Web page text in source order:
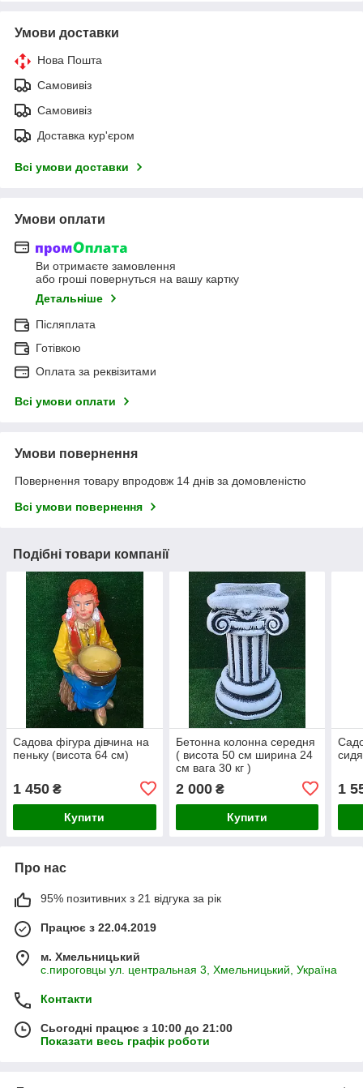
Умови доставки
Нова Пошта
Самовивіз
Самовивіз
Доставка кур'єром
Всі умови доставки
Умови оплати
Ви отримаєте замовлення
або гроші повернуться на вашу картку
Детальніше
Післяплата
Готівкою
Оплата за реквізитами
Всі умови оплати
Умови повернення
Повернення товару впродовж 14 днів за домовленістю
Всі умови повернення
Подібні товари компанії
Садова фігура дівчина на
пеньку (висота 64 см)
1 450 ₴
Купити
Бетонна колонна середня
( висота 50 см ширина 24
см вага 30 кг )
2 000₴
Купити
1
Про нас
95% позитивних з 21 відгука за рік
Працює з 22.04.2019
м. Хмельницький
с.пироговцы ул. центральная 3, Хмельницький, Україна
Контакти
Сьогодні працює з 10:00 до 21:00
Показати весь графік роботи